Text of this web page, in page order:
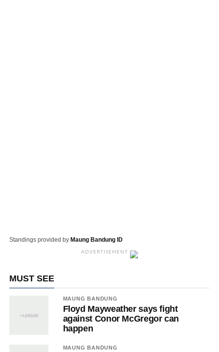
Standings provided by Maung Bandung ID
ADVERTISEMENT
MUST SEE
MAUNG BANDUNG
Floyd Mayweather says fight
against Conor McGregor can
happen
MAUNG BANDUNG